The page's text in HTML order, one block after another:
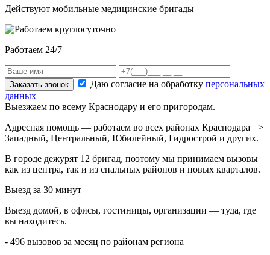
Действуют мобильные медицинские бригады
Работаем 24/7
Заказать звонок Даю согласие на обработку персональных
данных
Выезжаем по всему Краснодару и его пригородам.
Адресная помощь — работаем во всех районах Краснодара =>
Западный, Центральный, Юбилейный, Гидрострой и других.
В городе дежурят 12 бригад, поэтому мы принимаем вызовы
как из центра, так и из спальных районов и новых кварталов.
Выезд за 30 минут
Выезд домой, в офисы, гостиницы, организации — туда, где
вы находитесь.
- 496 вызовов за месяц по районам региона